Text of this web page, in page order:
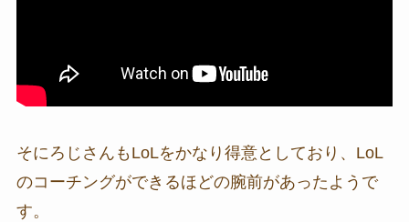
そにろじさんもLoLをかなり得意としており、LoL
のコーチングができるほどの腕前があったようで
す。